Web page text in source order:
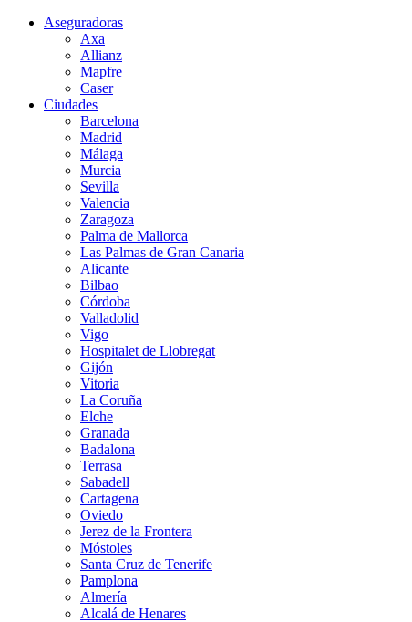
Aseguradoras
Axa
Allianz
Mapfre
Caser
Ciudades
Barcelona
Madrid
Málaga
Murcia
Sevilla
Valencia
Zaragoza
Palma de Mallorca
Las Palmas de Gran Canaria
Alicante
Bilbao
Córdoba
Valladolid
Vigo
Hospitalet de Llobregat
Gijón
Vitoria
La Coruña
Elche
Granada
Badalona
Terrasa
Sabadell
Cartagena
Oviedo
Jerez de la Frontera
Móstoles
Santa Cruz de Tenerife
Pamplona
Almería
Alcalá de Henares